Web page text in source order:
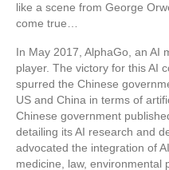
like a scene from George
come true…
In May 2017, AlphaGo, an AI
player. The victory for this AI
spurred the Chinese
US and China in terms of
Chinese government
detailing its AI research and
advocated the integration of
medicine, law, environmental